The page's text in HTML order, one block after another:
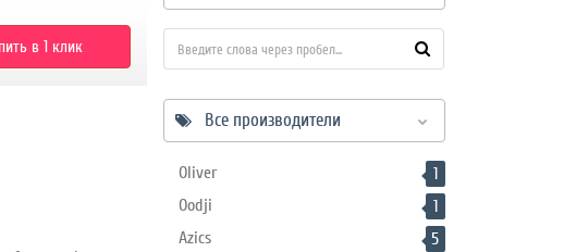
Все производители
Oliver
1
Oodji
1
Azics
5
в 1 клик